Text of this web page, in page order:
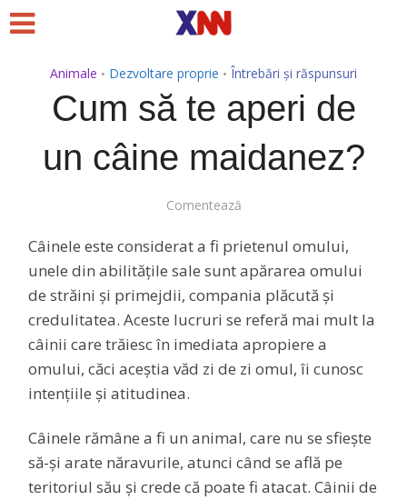
Animale • Dezvoltare proprie • Întrebări și răspunsuri
Cum să te aperi de
un câine maidanez?
Comentează
Câinele este considerat a fi prietenul omului,
unele din abilitățile sale sunt apărarea omului
de străini și primejdii, compania plăcută și
credulitatea. Aceste lucruri se referă mai mult la
câinii care trăiesc în imediata apropiere a
omului, căci aceștia văd zi de zi omul, îi cunosc
intențiile și atitudinea.
Câinele rămâne a fi un animal, care nu se sfiește
să-și arate năravurile, atunci când se află pe
teritoriul său și crede că poate fi atacat. Câinii de